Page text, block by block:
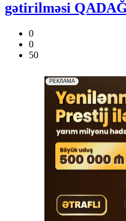
gətirilməsi
0
0
50